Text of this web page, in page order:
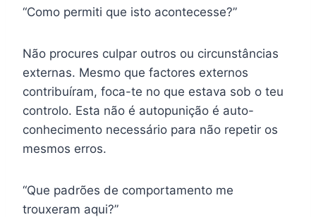
“Como permiti que isto acontecesse?”
Não procures culpar outros ou circunstâncias
externas. Mesmo que factores externos
contribuíram, foca-te no que estava sob o teu
controlo. Esta não é autopunição é auto-
conhecimento necessário para não repetir os
mesmos erros.
“Que padrões de comportamento me
trouxeram aqui?”